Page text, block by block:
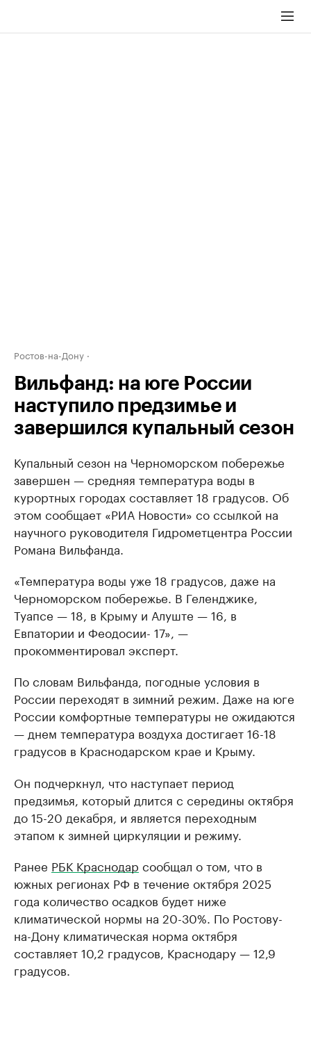
Ростов-на-Дону
Вильфанд: на юге России
наступило предзимье и
завершился купальный сезон
Купальный сезон на Черноморском побережье
завершен — средняя температура воды в
курортных городах составляет 18 градусов. Об
этом сообщает «РИА Новости» со ссылкой на
научного руководителя Гидрометцентра России
Романа Вильфанда.
«Температура воды уже 18 градусов, даже на
Черноморском побережье. В Геленджике,
Туапсе — 18, в Крыму и Алуште — 16, в
Евпатории и Феодосии- 17», —
прокомментировал эксперт.
По словам Вильфанда, погодные условия в
России переходят в зимний режим. Даже на юге
России комфортные температуры не ожидаются
— днем температура воздуха достигает 16-18
градусов в Краснодарском крае и Крыму.
Он подчеркнул, что наступает период
предзимья, который длится с середины октября
до 15-20 декабря, и является переходным
этапом к зимней циркуляции и режиму.
Ранее РБК Краснодар сообщал о том, что в
южных регионах РФ в течение октября 2025
года количество осадков будет ниже
климатической нормы на 20-30%. По Ростову-
на-Дону климатическая норма октября
составляет 10,2 градусов, Краснодару — 12,9
градусов.